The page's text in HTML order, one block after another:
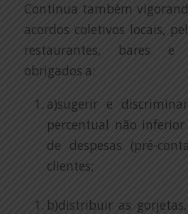
Continua também
acordos coletivos locais,
restaurantes, bares e
obrigados a:
a)sugerir e
percentual não
de despesas (pré-
clientes;
b)distribuir as